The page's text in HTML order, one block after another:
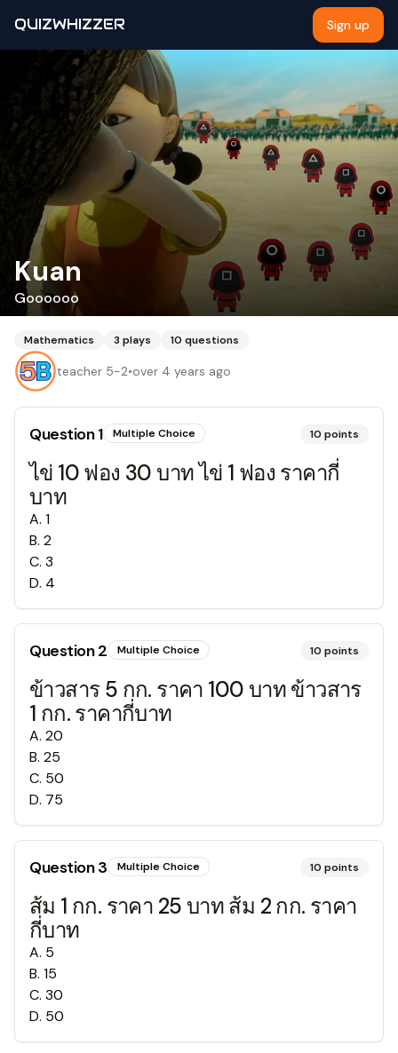
QUIZWHIZZER Sign up
Kuan
Goooooo
Mathematics 3 plays 10 questions
teacher 5-2•over 4 years ago
Question1 Multiple Choice 10 points
ไข่ 10 ฟอง 30 บาท ไข่ 1 ฟอง ราคากี่
บาท
A. 1
B. 2
C. 3
D. 4
Question2 Multiple Choice 10 points
ข้าวสาร 5 กก. ราคา 100 บาท ข้าวสาร
1 กก. ราคากี่บาท
A. 20
B. 25
C. 50
D. 75
Question3 Multiple Choice 10 points
ส้ม 1 กก. ราคา 25 บาท ส้ม 2 กก. ราคา
กี่บาท
A. 5
B. 15
C. 30
D. 50